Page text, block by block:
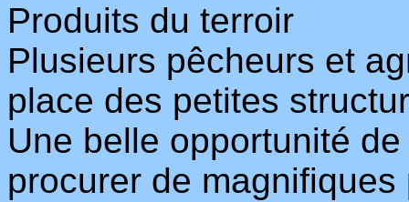
Produits du terroir
Plusieurs pêcheurs et
place des petites
Une belle opportunité
procurer de magnifiques